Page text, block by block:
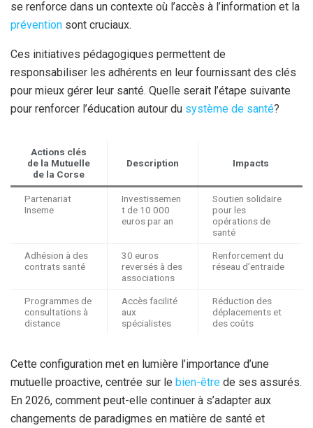
se renforce dans un contexte où l’accès à l’information et la
prévention sont cruciaux.
Ces initiatives pédagogiques permettent de
responsabiliser les adhérents en leur fournissant des clés
pour mieux gérer leur santé. Quelle serait l’étape suivante
pour renforcer l’éducation autour du système de santé?
Actions clés
de la Mutuelle
de la Corse
Description Impacts
Partenariat
Inseme
Investissemen
t de 10 000
euros par an
Soutien solidaire
pour les
opérations de
santé
Adhésion à des
contrats santé
30 euros
reversés à des
associations
Renforcement du
réseau d’entraide
Programmes de
consultations à
distance
Accès facilité
aux
spécialistes
Réduction des
déplacements et
des coûts
Cette configuration met en lumière l’importance d’une
mutuelle proactive, centrée sur le bien-être de ses assurés.
En 2026, comment peut-elle continuer à s’adapter aux
changements de paradigmes en matière de santé et